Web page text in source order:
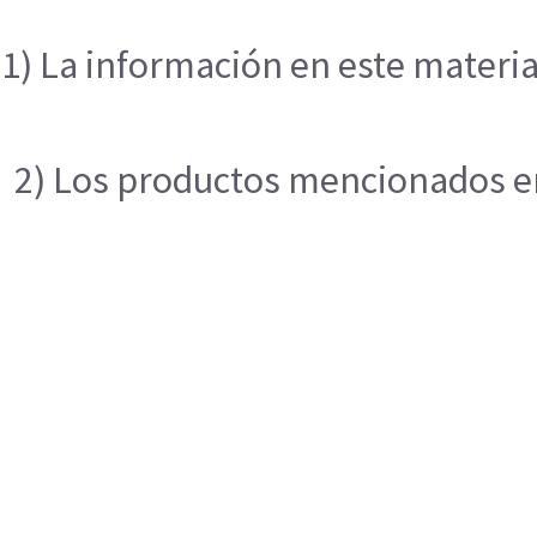
1) La información en este
2) Los productos mencionados